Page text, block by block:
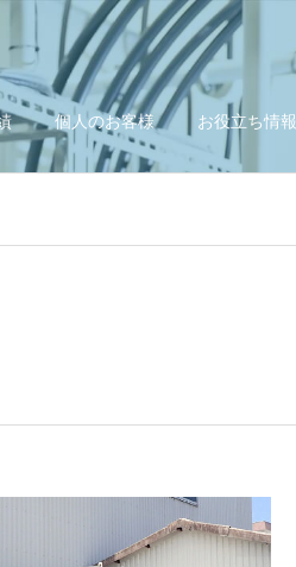
個人のお客様 お役立ち情報